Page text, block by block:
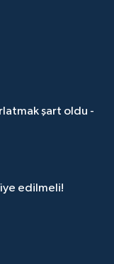
şart oldu -
edilmeli!